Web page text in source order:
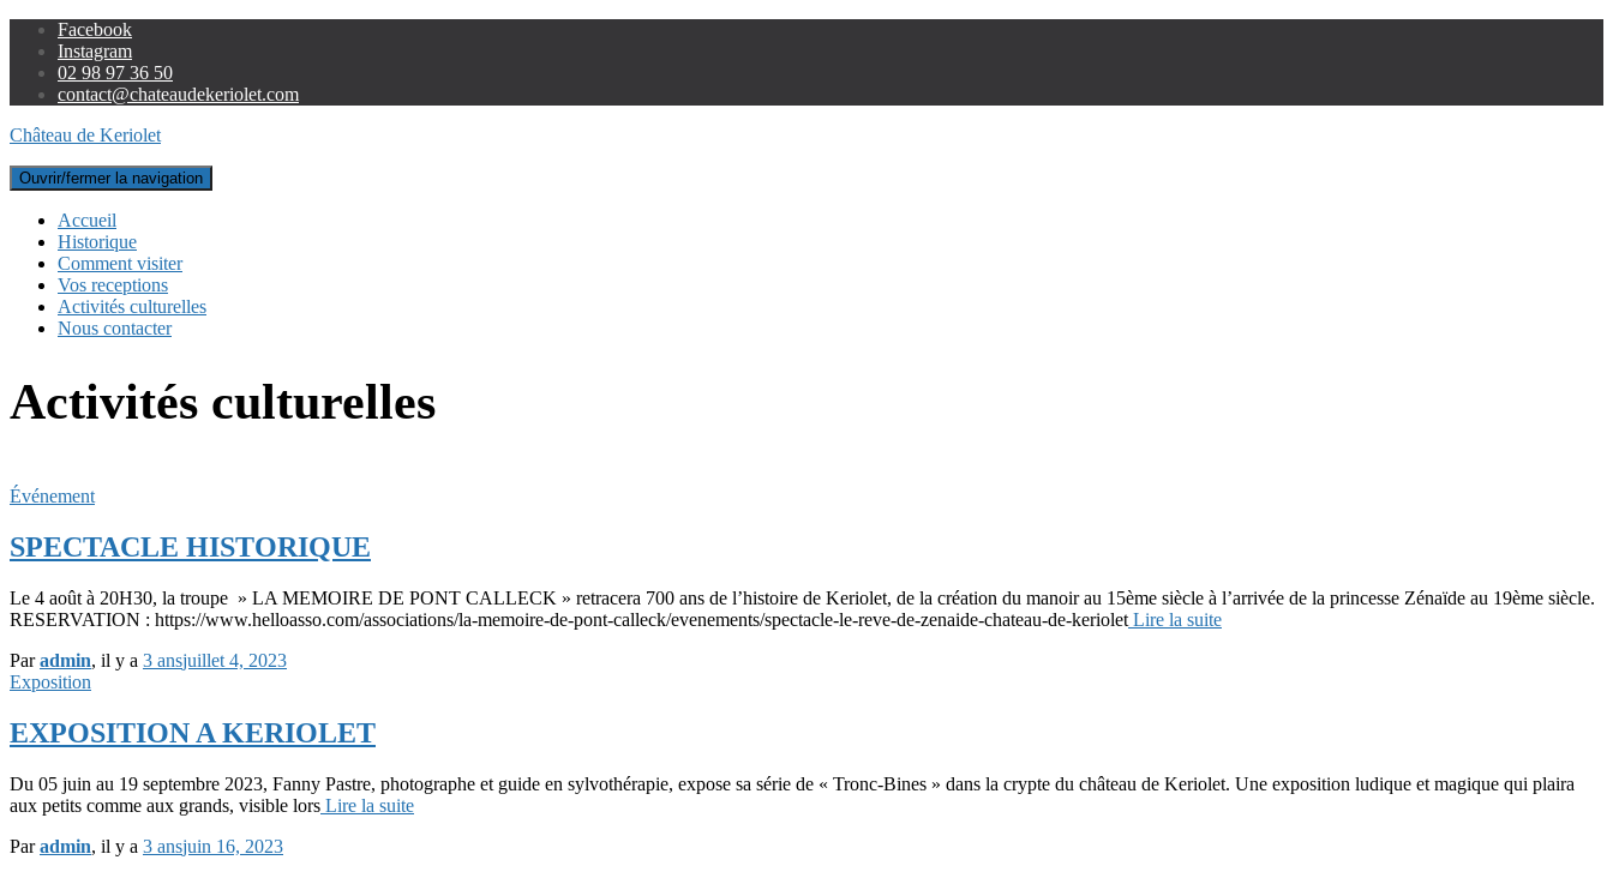
Facebook
Instagram
02 98 97 36 50
contact@chateaudekeriolet.com
Château de Keriolet
Ouvrir/fermer la navigation
Accueil
Historique
Comment visiter
Vos receptions
Activités culturelles
Nous contacter
Activités culturelles
Événement
SPECTACLE HISTORIQUE
Le 4 août à 20H30, la troupe » LA MEMOIRE DE PONT CALLECK » retracera 700 ans de l’histoire de Keriolet, de la création du manoir au 15ème siècle à l’arrivée de la princesse Zénaïde au 19ème siècle.
RESERVATION : https://www.helloasso.com/associations/la-memoire-de-pont-calleck/evenements/spectacle-le-reve-de-zenaide-chateau-de-keriolet Lire la suite
Paradmin, il y a 3 ansjuillet 4, 2023
Exposition
EXPOSITION A KERIOLET
Du 05 juin au 19 septembre 2023, Fanny Pastre, photographe et guide en sylvothérapie, expose sa série de « Tronc-Bines » dans la crypte du château de Keriolet. Une exposition ludique et magique qui plaira
aux petits comme aux grands, visible lors Lire la suite
Paradmin, il y a 3 ansjuin 16, 2023